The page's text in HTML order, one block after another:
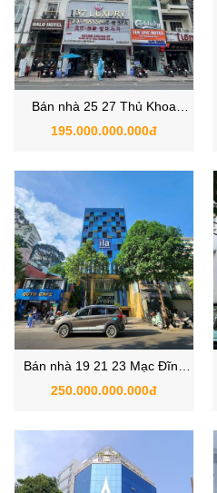
Bán nhà 25 27 Thủ Khoa
Huân, Phường Bến Thành,
195.000.000.000đ
Bán nhà 19 21 23 Mạc Đĩnh
Chi, phường Đa Kao, Quận 1
250.000.000.000đ